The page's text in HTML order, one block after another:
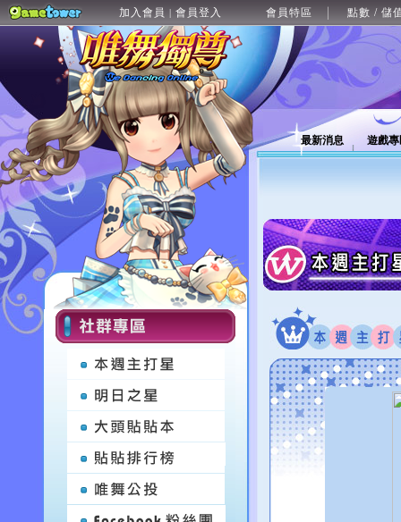
加入會員 | 會員登入 會員特區 點數 / 儲
最新消息 遊戲